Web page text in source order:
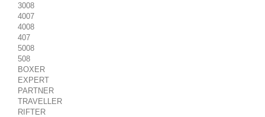
3008
4007
4008
407
5008
508
BOXER
EXPERT
PARTNER
TRAVELLER
RIFTER